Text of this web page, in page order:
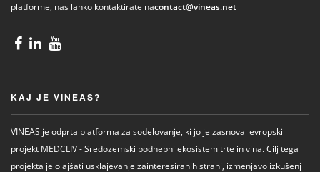
platforme, nas lahko kontaktirate nacontact@vineas.net
KAJ JE VINEAS?
VINEAS je odprta platforma za sodelovanje, ki jo je zasnoval evropski
projekt MEDCLIV - Sredozemski podnebni ekosistem trte in vina. Cilj tega
projekta je olajšati usklajevanje zainteresiranih strani, izmenjavo izkušenj